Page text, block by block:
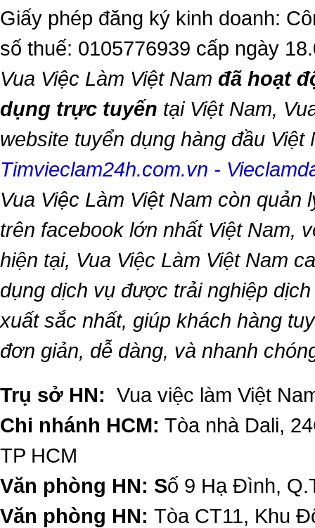
Giấy phép đăng ký kinh doanh:
số thuế: 0105776939 cấp ngày
Vua Việc Làm Việt Nam đã hoạt
dụng trực tuyến tại Việt Nam,
website tuyển dụng hàng đầu
Timvieclam24h.com.vn -
Vua Việc Làm Việt Nam còn quản
trên facebook lớn nhất Việt Nam,
hiện tại, Vua Việc Làm Việt Nam
dụng dịch vụ được trải nghiệp
xuất sắc nhất, giúp khách hàng
đơn giản, dễ dàng, và nhanh
Trụ sở HN: Vua việc làm Việt
Chi nhánh HCM: Tòa nhà Dali,
TP HCM
Văn phòng HN: Số 9 Hạ Đình,
Văn phòng HN: Tòa CT11, Khu